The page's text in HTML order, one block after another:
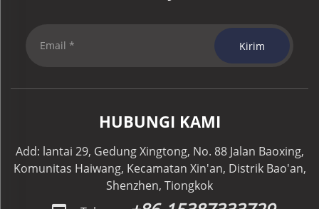
Kirim
HUBUNGI KAMI
Add: lantai 29, Gedung Xingtong, No. 88 Jalan Baoxing,
Komunitas Haiwang, Kecamatan Xin'an, Distrik Bao'an,
Shenzhen, Tiongkok